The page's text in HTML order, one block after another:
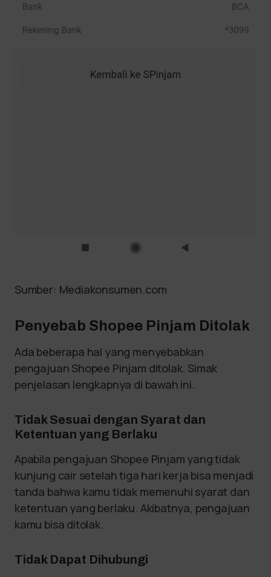
Sumber: Mediakonsumen.com
Penyebab Shopee Pinjam Ditolak
Ada beberapa hal yang menyebabkan
pengajuan Shopee Pinjam ditolak. Simak
penjelasan lengkapnya di bawah ini.
Tidak Sesuai dengan Syarat dan
Ketentuan yang Berlaku
Apabila pengajuan Shopee Pinjam yang tidak
kunjung cair setelah tiga hari kerja bisa menjadi
tanda bahwa kamu tidak memenuhi syarat dan
ketentuan yang berlaku. Akibatnya, pengajuan
kamu bisa ditolak.
Tidak Dapat Dihubungi